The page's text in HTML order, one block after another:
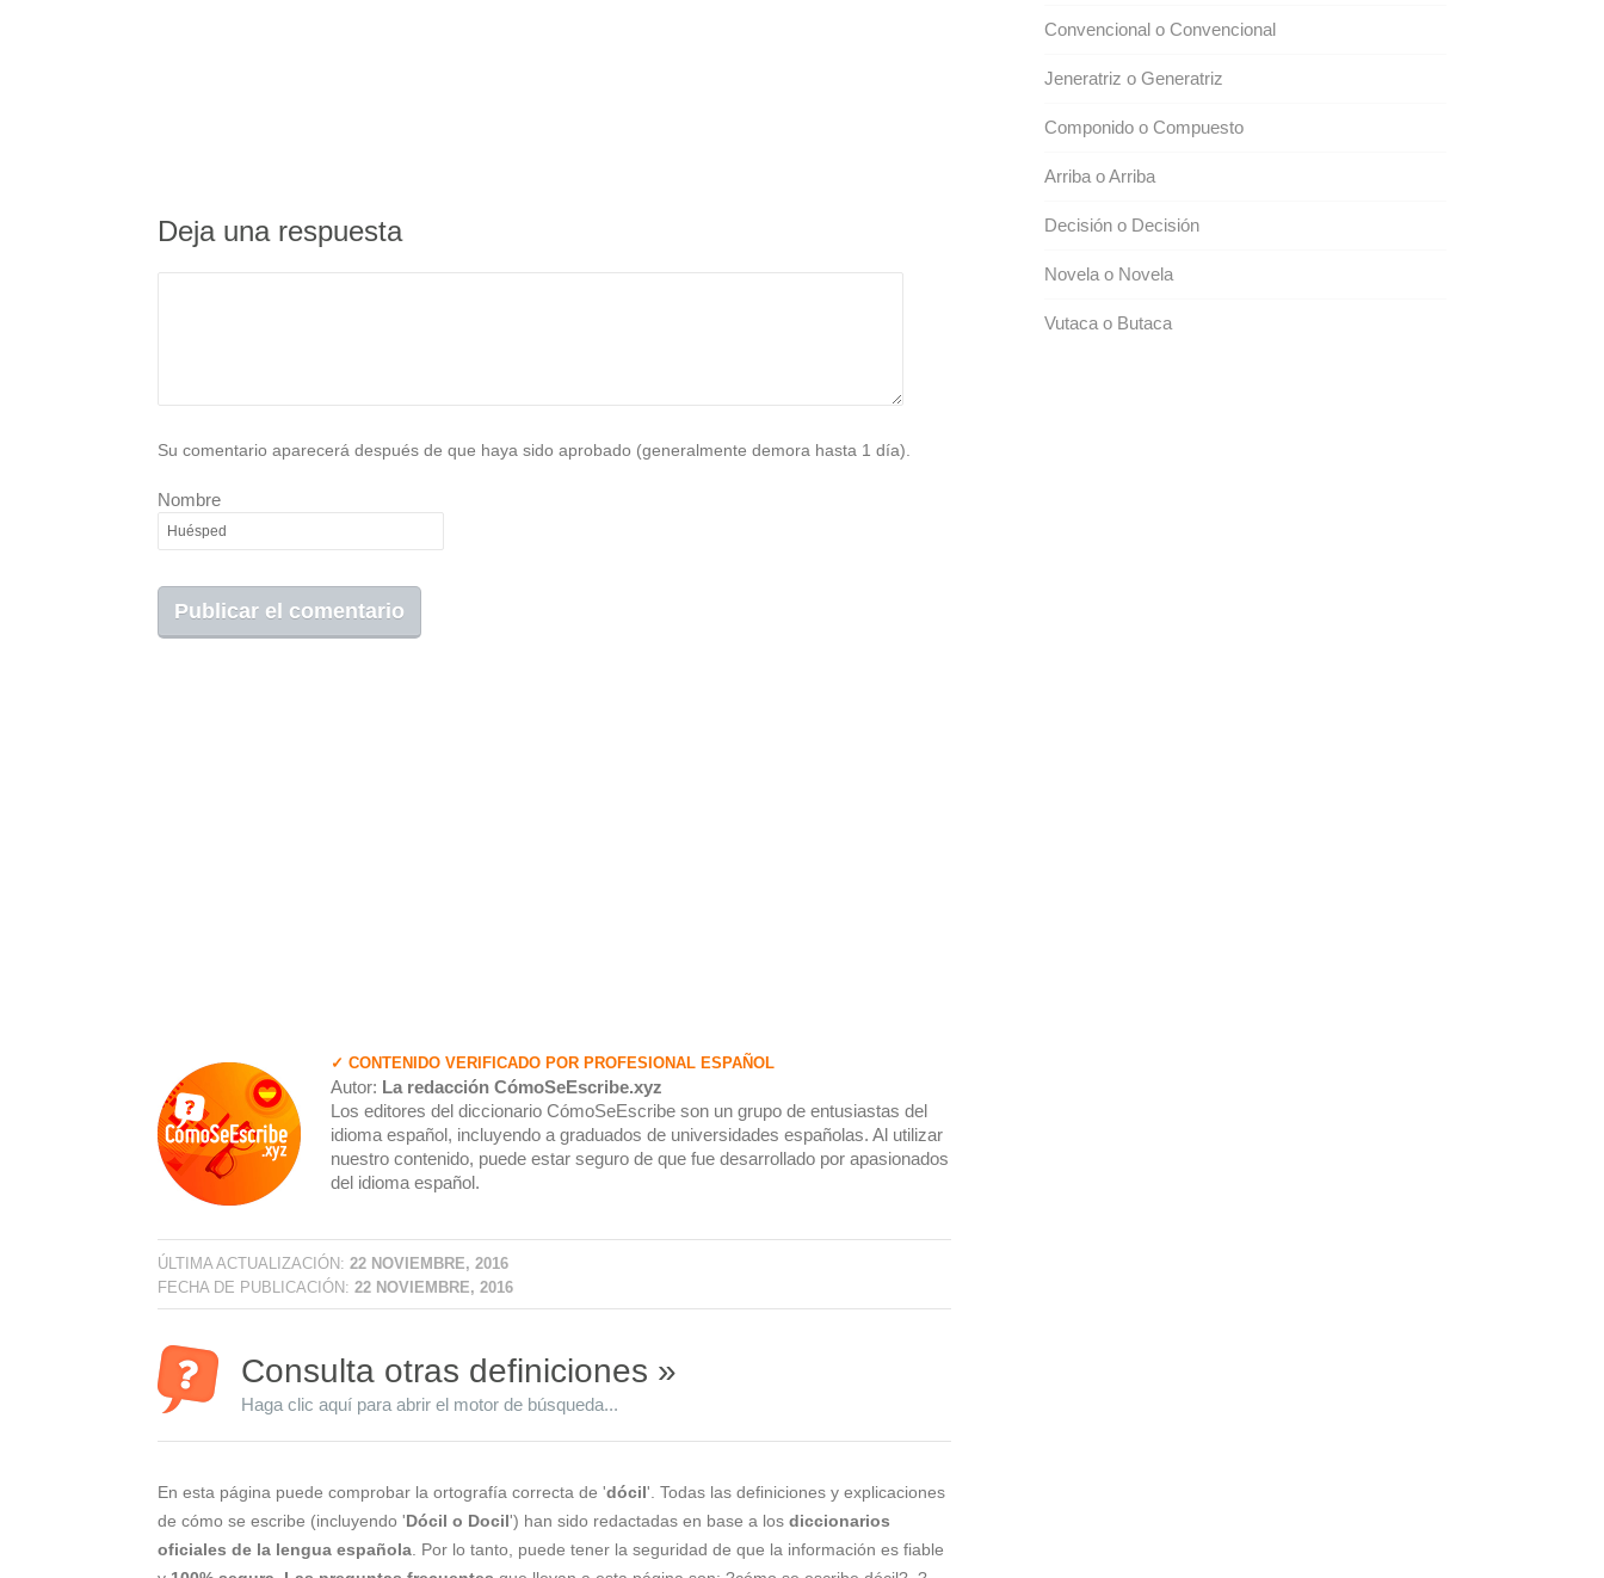
Deja una respuesta
Su comentario aparecerá después de que haya sido aprobado (generalmente demora hasta 1 día).
Nombre
✓ CONTENIDO VERIFICADO POR PROFESIONAL ESPAÑOL
Autor: La redacción CómoSeEscribe.xyz
Los editores del diccionario CómoSeEscribe son un grupo de entusiastas del
idioma español, incluyendo a graduados de universidades españolas. Al utilizar
nuestro contenido, puede estar seguro de que fue desarrollado por apasionados
del idioma español.
ÚLTIMA ACTUALIZACIÓN: 22 NOVIEMBRE, 2016
FECHA DE PUBLICACIÓN: 22 NOVIEMBRE, 2016
Consulta otras definiciones »
Haga clic aquí para abrir el motor de búsqueda...
En esta página puede comprobar la ortografía correcta de 'dócil'. Todas las definiciones y explicaciones
de cómo se escribe (incluyendo 'Dócil o Docil') han sido redactadas en base a los diccionarios
oficiales de la lengua española . Por lo tanto, puede tener la seguridad de que la información es fiable
Convencional o Convencional
Jeneratriz o Generatriz
Componido o Compuesto
Arriba o Arriba
Decisión o Decisión
Novela o Novela
Vutaca o Butaca